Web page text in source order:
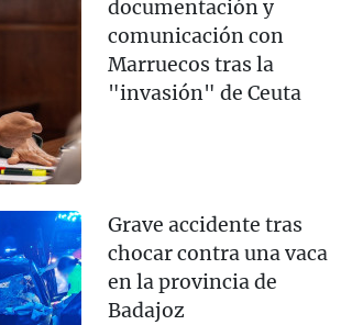
documentación y
comunicación con
Marruecos tras la
"invasión" de Ceuta
Grave accidente tras
chocar contra una vaca
en la provincia de
Badajoz